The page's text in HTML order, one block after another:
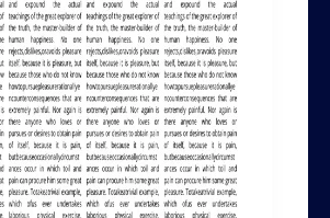
LEGAL
Licenças de Arquivo
Termos e Condições
Política de Privacidade
Política de Cookies